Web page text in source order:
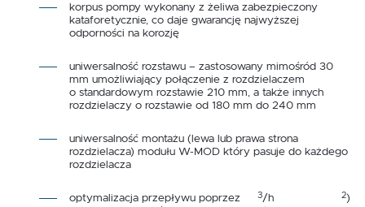
korpus pompy wykonany z żeliwa zabezpieczony
kataforetycznie, co daje gwarancję najwyższej
odporności na korozję
uniwersalność rozstawu – zastosowany mimośród 30
mm umożliwiający połączenie z rozdzielaczem
o standardowym rozstawie 210 mm, a także innych
rozdzielaczy o rozstawie od 180 mm do 240 mm
uniwersalność montażu (lewa lub prawa strona
rozdzielacza) modułu W-MOD który pasuje do każdego
rozdzielacza
optymalizacja przepływu poprzez
3/h
2)